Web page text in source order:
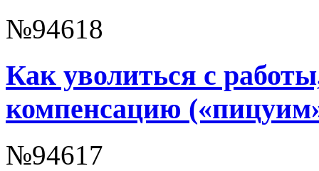
№94618
Как уволиться с
компенсацию
№94617